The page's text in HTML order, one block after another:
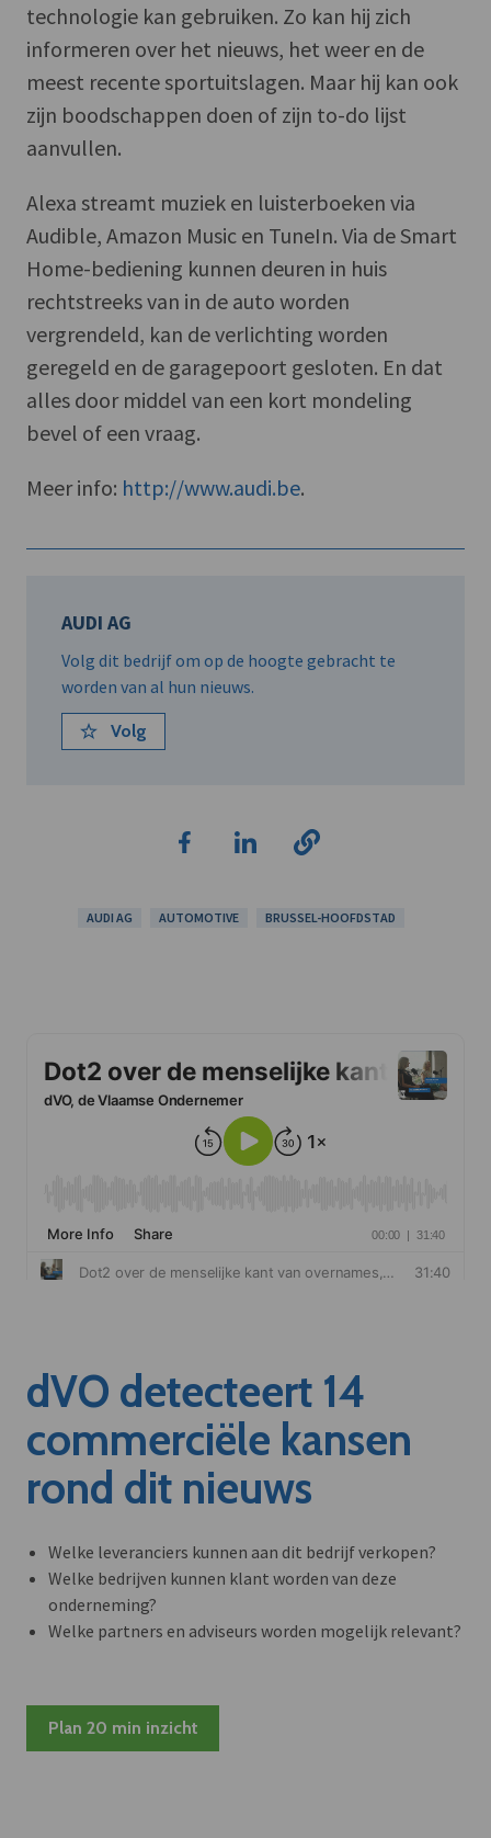
technologie kan gebruiken. Zo kan hij zich
informeren over het nieuws, het weer en de
meest recente sportuitslagen. Maar hij kan ook
zijn boodschappen doen of zijn to-do lijst
aanvullen.
Alexa streamt muziek en luisterboeken via
Audible, Amazon Music en TuneIn. Via de Smart
Home-bediening kunnen deuren in huis
rechtstreeks van in de auto worden
vergrendeld, kan de verlichting worden
geregeld en de garagepoort gesloten. En dat
alles door middel van een kort mondeling
bevel of een vraag.
Meer info: http://www.audi.be.
AUDI AG
Volg dit bedrijf om op de hoogte gebracht te
worden van al hun nieuws.
Volg
AUDI AG AUTOMOTIVE BRUSSEL-HOOFDSTAD
dVO detecteert 14
commerciële kansen
rond dit nieuws
Welke leveranciers kunnen aan dit bedrijf verkopen?
Welke bedrijven kunnen klant worden van deze
onderneming?
Welke partners en adviseurs worden mogelijk relevant?
Plan 20 min inzicht